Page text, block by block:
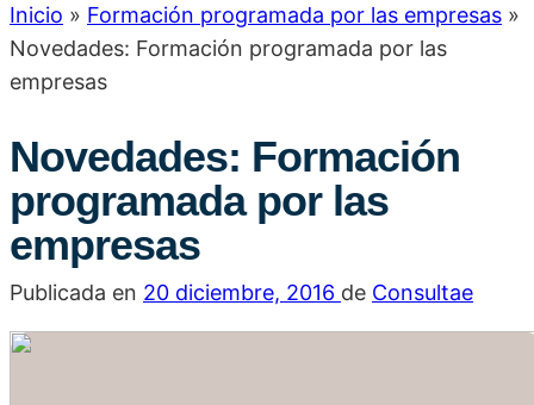
Inicio » Formación programada por las empresas »
Novedades: Formación programada por las
empresas
Novedades: Formación
programada por las
empresas
Publicada en 20 diciembre, 2016 de Consultae